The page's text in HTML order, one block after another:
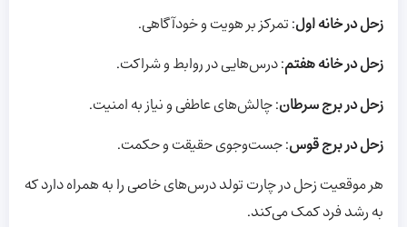
زحل در خانه اول: تمرکز بر هویت و خودآگاهی.
زحل در خانه هفتم: درس‌هایی در روابط و شراکت.
زحل در برج سرطان: چالش‌های عاطفی و نیاز به امنیت.
زحل در برج قوس: جست‌وجوی حقیقت و حکمت.
هر موقعیت زحل در چارت تولد درس‌های خاصی را به همراه دارد که
به رشد فرد کمک می‌کند.